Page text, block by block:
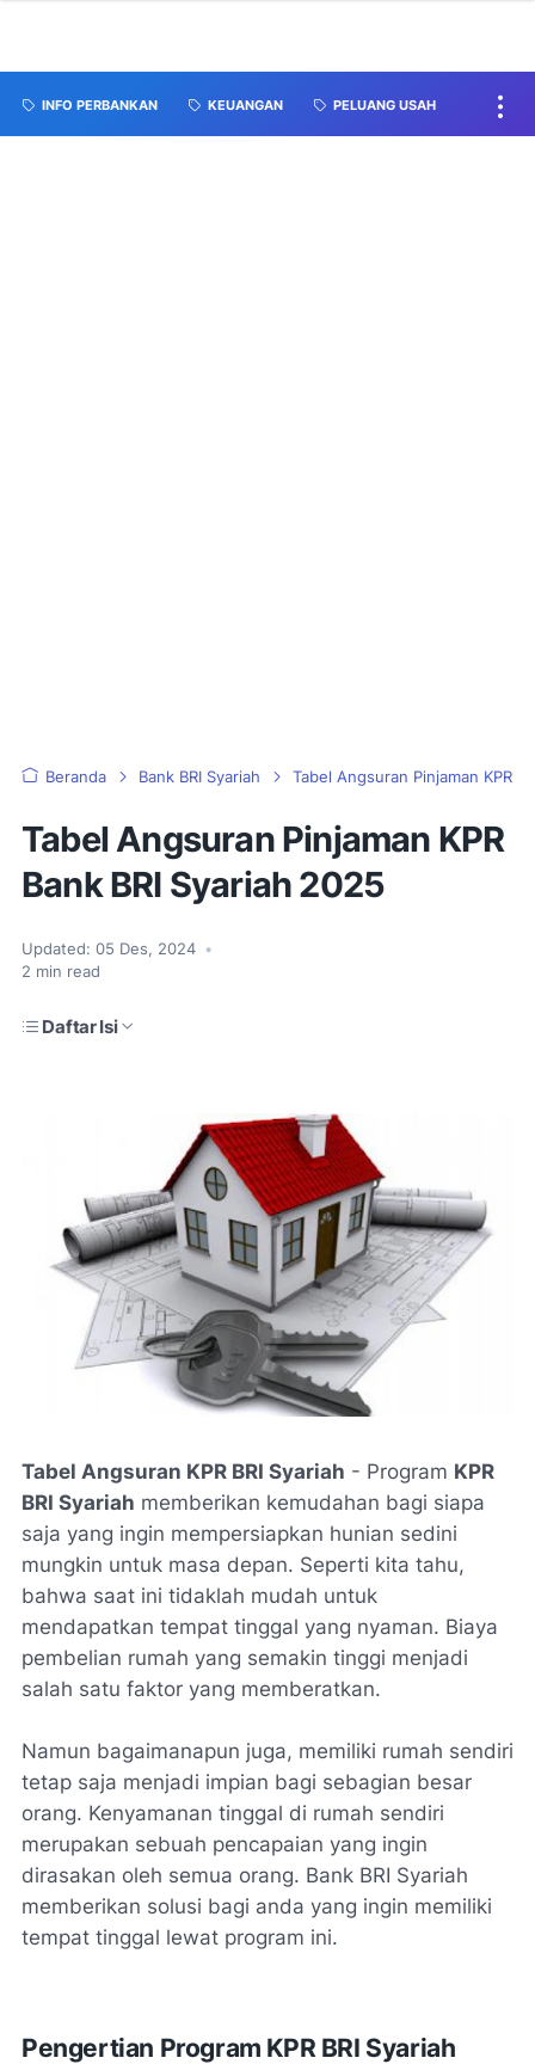
INFO PERBANKAN KEUANGAN PELUANG USAH
Beranda Bank BRI Syariah Tabel Angsuran Pinjaman KPR
Tabel Angsuran Pinjaman KPR
Bank BRI Syariah 2025
Updated: 05 Des, 2024 •
2 min read
Daftar Isi
Tabel Angsuran KPR BRI Syariah - Program KPR
BRI Syariah memberikan kemudahan bagi siapa
saja yang ingin mempersiapkan hunian sedini
mungkin untuk masa depan. Seperti kita tahu,
bahwa saat ini tidaklah mudah untuk
mendapatkan tempat tinggal yang nyaman. Biaya
pembelian rumah yang semakin tinggi menjadi
salah satu faktor yang memberatkan.
Namun bagaimanapun juga, memiliki rumah sendiri
tetap saja menjadi impian bagi sebagian besar
orang. Kenyamanan tinggal di rumah sendiri
merupakan sebuah pencapaian yang ingin
dirasakan oleh semua orang. Bank BRI Syariah
memberikan solusi bagi anda yang ingin memiliki
tempat tinggal lewat program ini.
Pengertian Program KPR BRI Syariah